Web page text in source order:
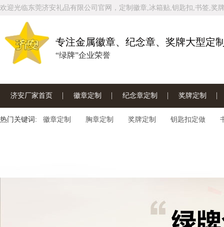
欢迎光临东莞济安礼品有限公司官网，定制徽章,冰箱贴,钥匙扣,书签,奖
专注金属徽章、纪念章、奖牌大型定
“绿牌”企业荣誉
济安厂家首页 徽章定制 纪念章定制 奖牌定制
联系济安工厂
热门关键词: 徽章定制 胸章定制 奖牌定制 钥匙扣定做